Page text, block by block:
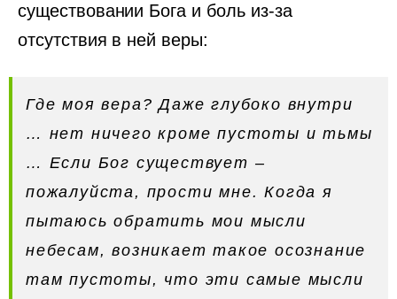
существовании Бога и боль из-за
отсутствия в ней веры:
Где моя вера? Даже глубоко внутри
… нет ничего кроме пустоты и тьмы
… Если Бог существует –
пожалуйста, прости мне. Когда я
пытаюсь обратить мои мысли
небесам, возникает такое осознание
там пустоты, что эти самые мысли